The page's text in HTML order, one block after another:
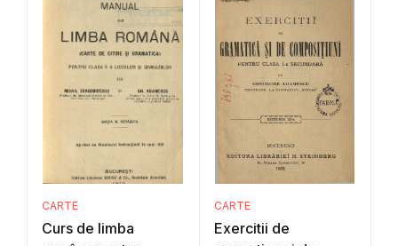
CARTE
Curs de limba
CARTE
Exercitii de